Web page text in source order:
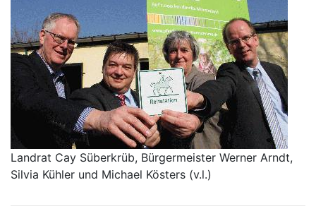
Landrat Cay Süberkrüb, Bürgermeister Werner Arndt,
Silvia Kühler und Michael Kösters (v.l.)